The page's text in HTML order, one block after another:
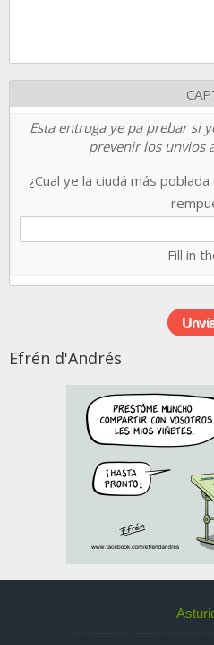
Esta entruga ye pa prebar si
prevenir los unvios
¿Cual ye la ciudá más
Fill in
Efrén d'Andrés